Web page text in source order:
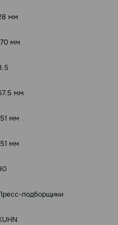
мм
мм
мм
мм
мм
подборщики